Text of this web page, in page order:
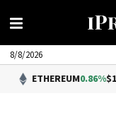
8/8/2026
0.86%$1,913.96